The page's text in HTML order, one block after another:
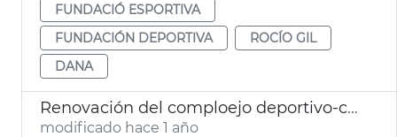
FUNDACIÓ ESPORTIVA
FUNDACIÓN DEPORTIVA
ROCÍO GIL
DANA
Renovación del comploejo deportivo-cultural La Petxina
modificado hace 1 año